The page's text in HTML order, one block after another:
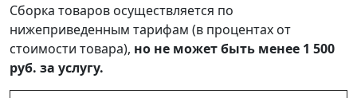
Сборка товаров осуществляется по
нижеприведенным тарифам (в процентах от
стоимости товара), но не может быть менее 1 500
руб. за услугу.